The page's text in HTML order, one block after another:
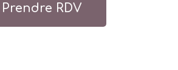
Prendre RDV